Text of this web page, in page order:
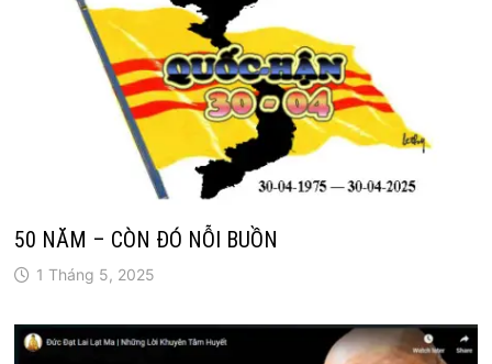
50 NĂM – CÒN ĐÓ NỖI BUỒN
1 Tháng 5, 2025